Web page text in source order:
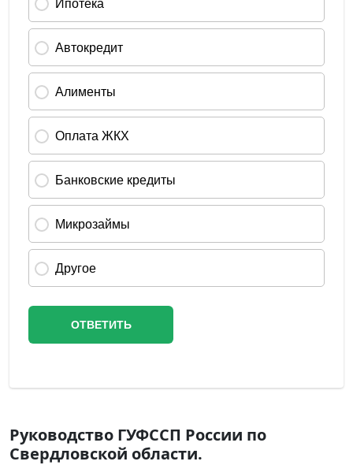
Руководство ГУФССП России по
Свердловской области.